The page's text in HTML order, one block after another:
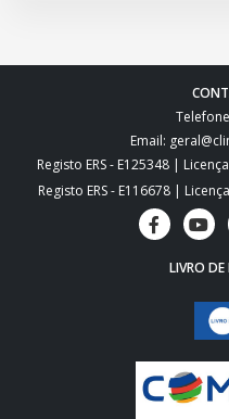
Email:
Registo ERS - E125348 |
Registo ERS - E116678 |
LIVRO DE